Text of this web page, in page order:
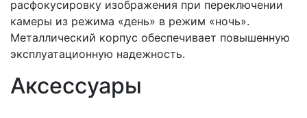
расфокусировку изображения при переключении
камеры из режима «день» в режим «ночь».
Металлический корпус обеспечивает повышенную
эксплуатационную надежность.
Аксессуары